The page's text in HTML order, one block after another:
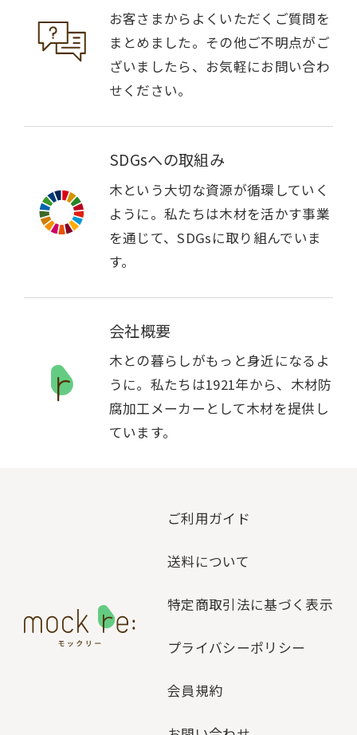
お客さまからよくいただくご質問を
まとめました。その他ご不明点がご
ざいましたら、お気軽にお問い合わ
せください。
SDGsへの取組み
木という大切な資源が循環していく
ように。私たちは木材を活かす事業
を通じて、SDGsに取り組んでいま
す。
会社概要
木との暮らしがもっと身近になるよ
うに。私たちは1921年から、木材防
腐加工メーカーとして木材を提供し
ています。
ご利用ガイド
送料について
特定商取引法に基づく表示
プライバシーポリシー
会員規約